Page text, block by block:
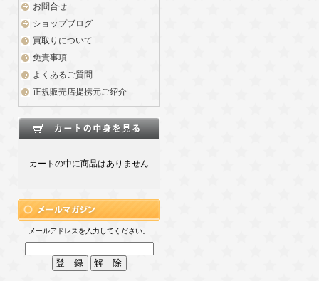
お問合せ
ショップブログ
買取りについて
免責事項
よくあるご質問
正規販売店提携元ご紹介
カートの中に商品はありません
メールアドレスを入力してください。